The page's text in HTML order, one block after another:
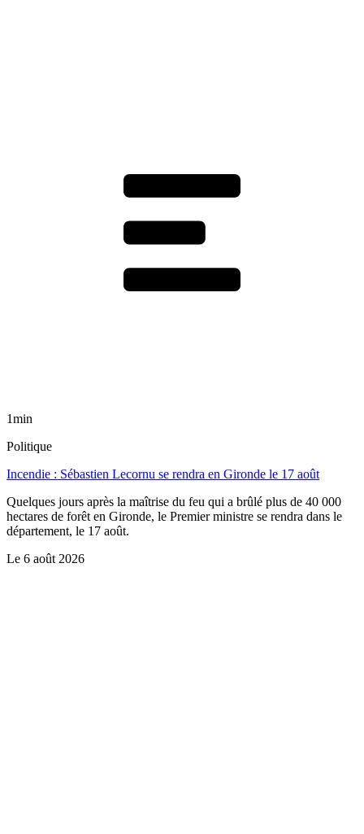
1min
Politique
Incendie : Sébastien Lecornu se rendra en Gironde le 17 août
Quelques jours après la maîtrise du feu qui a brûlé plus de 40 000
hectares de forêt en Gironde, le Premier ministre se rendra dans le
département, le 17 août.
Le 6 août 2026